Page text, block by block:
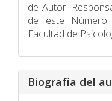
de Autor.
de este
Facultad de
Biografía del